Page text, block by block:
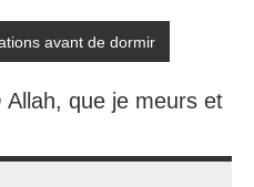
avant de dormir
Allah, que je meurs et